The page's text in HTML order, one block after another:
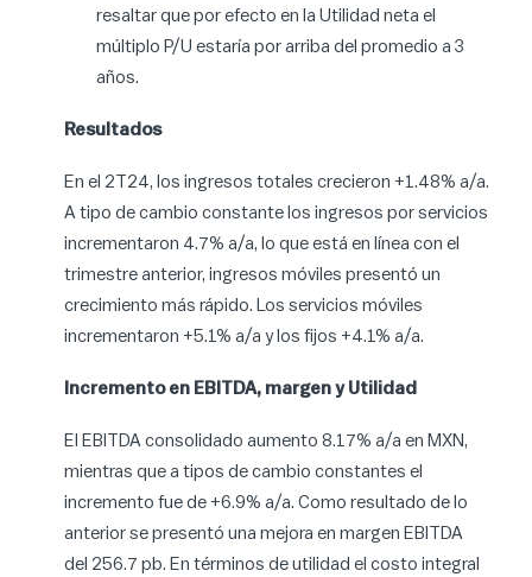
resaltar que por efecto en la Utilidad neta el
múltiplo P/U estaría por arriba del promedio a 3
años.
Resultados
En el 2T24, los ingresos totales crecieron +1.48% a/a.
A tipo de cambio constante los ingresos por servicios
incrementaron 4.7% a/a, lo que está en línea con el
trimestre anterior, ingresos móviles presentó un
crecimiento más rápido. Los servicios móviles
incrementaron +5.1% a/a y los fijos +4.1% a/a.
Incremento en EBITDA, margen y Utilidad
El EBITDA consolidado aumento 8.17% a/a en MXN,
mientras que a tipos de cambio constantes el
incremento fue de +6.9% a/a. Como resultado de lo
anterior se presentó una mejora en margen EBITDA
del 256.7 pb. En términos de utilidad el costo integral